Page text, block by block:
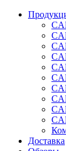
Доставка